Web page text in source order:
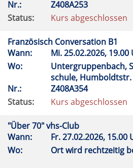
Nr.:
Z408A253
Status:
Kurs abgeschlossen
Französisch Conversation B1
Wann:
Mi.25.02.2026, 19.00
Wo:
Untergruppenbach,
schule, Humboldtstr.
Nr.:
Z408A354
Status:
Kurs abgeschlossen
"Über 70" vhs-Club
Wann:
Fr.27.02.2026, 15.00
Wo:
Ort wird rechtzeitig